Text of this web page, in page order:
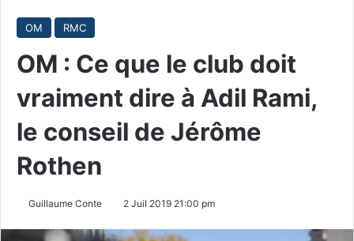
OM RMC
OM : Ce que le club doit
vraiment dire à Adil Rami,
le conseil de Jérôme
Rothen
Guillaume Conte 2 Juil 2019 21:00 pm